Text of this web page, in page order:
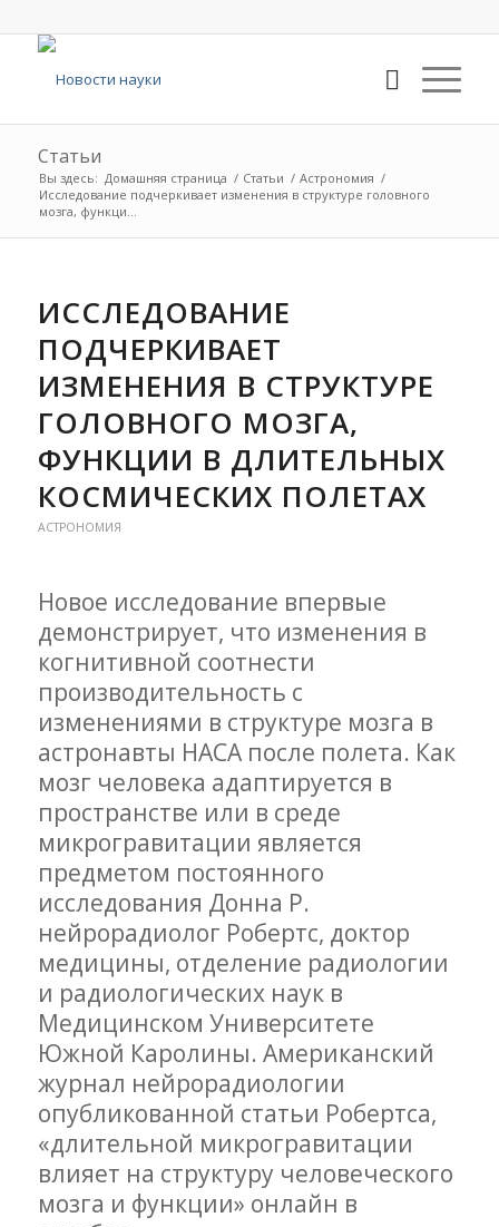
Статьи
Вы здесь: Домашняя страница / Статьи / Астрономия /
Исследование подчеркивает изменения в структуре головного
мозга, функци...
ИССЛЕДОВАНИЕ
ПОДЧЕРКИВАЕТ
ИЗМЕНЕНИЯ В СТРУКТУРЕ
ГОЛОВНОГО МОЗГА,
ФУНКЦИИ В ДЛИТЕЛЬНЫХ
КОСМИЧЕСКИХ ПОЛЕТАХ
АСТРОНОМИЯ
Новое исследование впервые
демонстрирует, что изменения в
когнитивной соотнести
производительность с
изменениями в структуре мозга в
астронавты НАСА после полета. Как
мозг человека адаптируется в
пространстве или в среде
микрогравитации является
предметом постоянного
исследования Донна Р.
нейрорадиолог Робертс, доктор
медицины, отделение радиологии
и радиологических наук в
Медицинском Университете
Южной Каролины. Американский
журнал нейрорадиологии
опубликованной статьи Робертса,
«длительной микрогравитации
влияет на структуру человеческого
мозга и функции» онлайн в